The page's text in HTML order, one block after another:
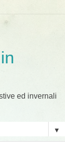
ed invernali
▼